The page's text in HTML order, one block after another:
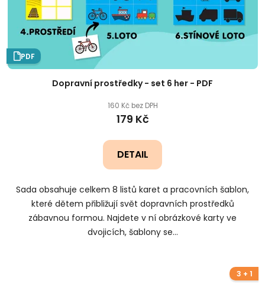
PDF
Dopravní prostředky - set 6 her - PDF
160 Kč bez DPH
179 Kč
DETAIL
Sada obsahuje celkem 8 listů karet a pracovních šablon,
které dětem přibližují svět dopravních prostředků
zábavnou formou. Najdete v ní obrázkové karty ve
dvojicích, šablony se...
3 + 1